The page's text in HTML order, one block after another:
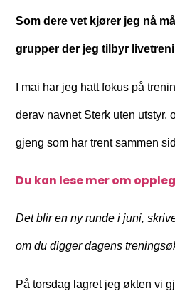
Som dere vet kjører jeg nå
grupper der jeg tilbyr
I mai har jeg hatt fokus på
derav navnet Sterk uten utstyr,
gjeng som har trent sammen
Du kan lese mer om
Det blir en ny runde i juni,
om du digger dagens
På torsdag lagret jeg økten vi